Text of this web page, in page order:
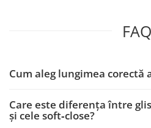
FAQ
Cum aleg lungimea corectă
Care este diferența între
și cele soft‑close?